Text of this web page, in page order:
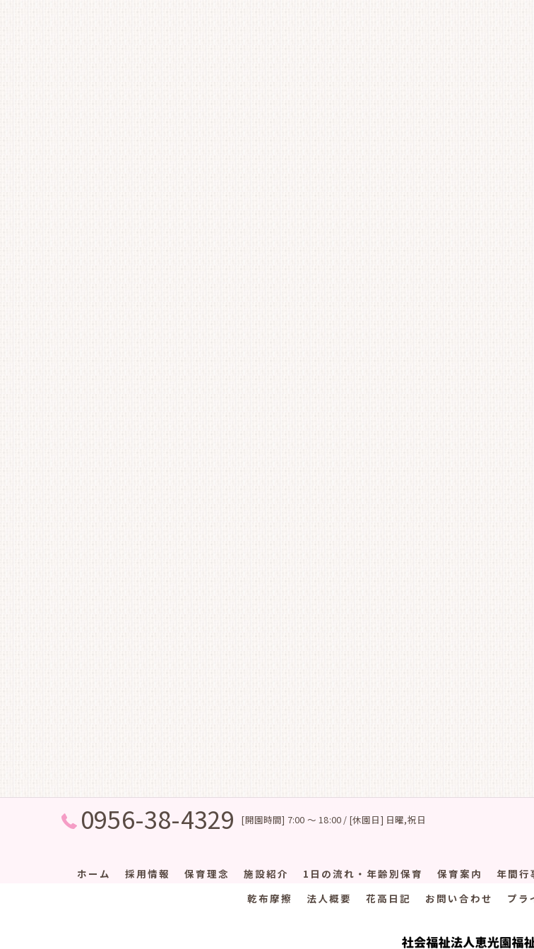
0956-38-4329 [開園時間] 7:00 ～ 18:00 / [休園日] 日曜,祝日
ホーム 採用情報 保育理念 施設紹介 1日の流れ・年齢別保育 保育案内 年間行
乾布摩擦
法人概要 花高日記 お問い合わせ プラ